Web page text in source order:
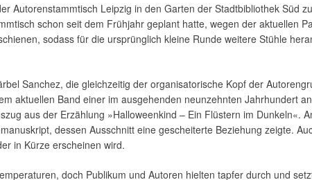
Autorenstammtisch Leipzig in den Garten der Stadtbibliothek Süd
schon seit dem Frühjahr geplant hatte, wegen der aktuellen
sodass für die ursprünglich kleine Runde weitere Stühle
Sanchez, die gleichzeitig der organisatorische Kopf der
aktuellen Band einer im ausgehenden neunzehnten Jahrhundert
aus der Erzählung »Halloweenkind – Ein Flüstern im Dunkeln«.
dessen Ausschnitt eine gescheiterte Beziehung zeigte.
in Kürze erscheinen wird.
doch Publikum und Autoren hielten tapfer durch und